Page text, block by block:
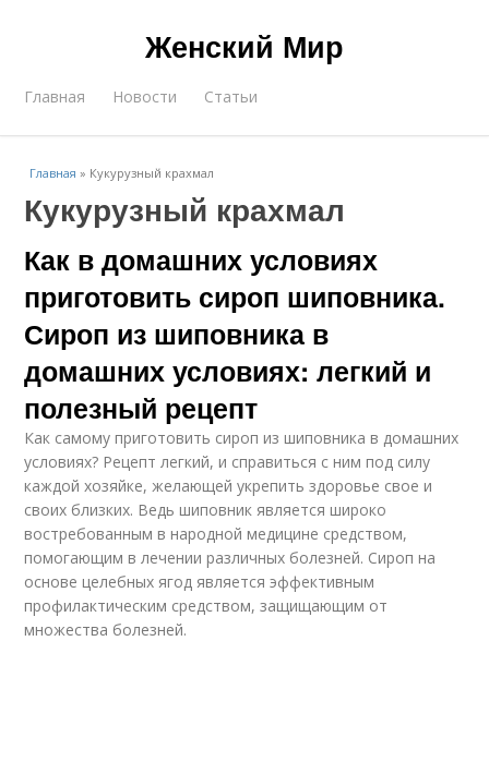
Женский Мир
Главная Новости Статьи
Главная » Кукурузный крахмал
Кукурузный крахмал
Как в домашних условиях
приготовить сироп шиповника.
Сироп из шиповника в
домашних условиях: легкий и
полезный рецепт
Как самому приготовить сироп из шиповника в домашних
условиях? Рецепт легкий, и справиться с ним под силу
каждой хозяйке, желающей укрепить здоровье свое и
своих близких. Ведь шиповник является широко
востребованным в народной медицине средством,
помогающим в лечении различных болезней. Сироп на
основе целебных ягод является эффективным
профилактическим средством, защищающим от
множества болезней.